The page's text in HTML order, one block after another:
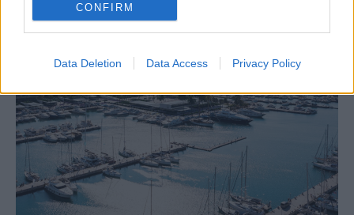
CONFIRM
Data Deletion Data Access Privacy Policy